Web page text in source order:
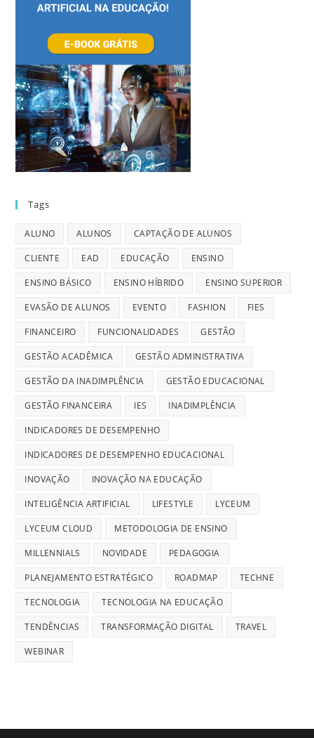
Tags
ALUNO ALUNOS CAPTAÇÃO DE ALUNOS
CLIENTE EAD EDUCAÇÃO ENSINO
ENSINO BÁSICO ENSINO HÍBRIDO ENSINO SUPERIOR
EVASÃO DE ALUNOS EVENTO FASHION FIES
FINANCEIRO FUNCIONALIDADES GESTÃO
GESTÃO ACADÊMICA GESTÃO ADMINISTRATIVA
GESTÃO DA INADIMPLÊNCIA GESTÃO EDUCACIONAL
GESTÃO FINANCEIRA IES INADIMPLÊNCIA
INDICADORES DE DESEMPENHO
INDICADORES DE DESEMPENHO EDUCACIONAL
INOVAÇÃO INOVAÇÃO NA EDUCAÇÃO
INTELIGÊNCIA ARTIFICIAL LIFESTYLE LYCEUM
LYCEUM CLOUD METODOLOGIA DE ENSINO
MILLENNIALS NOVIDADE PEDAGOGIA
PLANEJAMENTO ESTRATÉGICO ROADMAP TECHNE
TECNOLOGIA TECNOLOGIA NA EDUCAÇÃO
TENDÊNCIAS TRANSFORMAÇÃO DIGITAL TRAVEL
WEBINAR